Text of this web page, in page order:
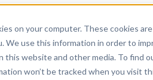
on your computer. These cookies
We use this information in order to
website and other media. To find
won’t be tracked when you visit